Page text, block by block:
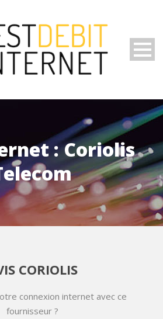
: Coriolis
CORIOLIS
connexion internet avec ce
fournisseur ?